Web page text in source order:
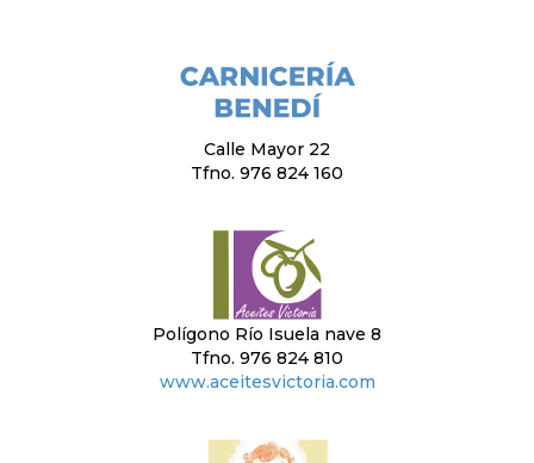
Calle Mayor 22
Tfno. 976 824 160
Polígono Río Isuela nave 8
Tfno. 976 824 810
www.aceitesvictoria.com